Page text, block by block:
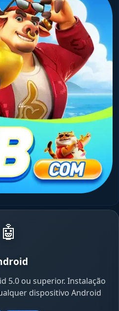
🤖
5.0 ou superior. Instalação
dispositivo Android